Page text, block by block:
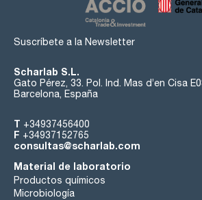
Suscríbete a la Newsletter
Scharlab S.L.
Gato Pérez, 33. Pol. Ind. Mas d’en Cisa
Barcelona, España
T +34937456400
F +34937152765
consultas@scharlab.com
Material de laboratorio
Productos químicos
Microbiología